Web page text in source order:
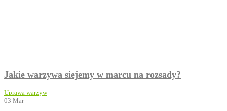
Jakie warzywa siejemy w marcu na rozsady?
Uprawa warzyw
03 Mar